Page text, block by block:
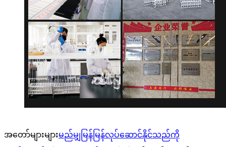
အတော်များများမည်မျှမြန်မြန်လုပ်ဆောင်နိုင်သည်ကို